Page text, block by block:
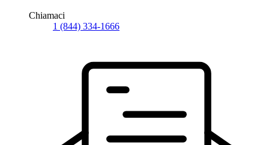
Chiamaci
1 (844) 334-1666